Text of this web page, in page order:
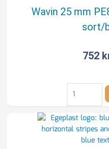
25
m
Wavin 25 mm
sort/
752
Wavin
25
mm
PE80
PN10
SDR11